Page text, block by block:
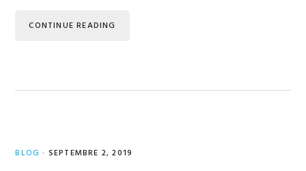
CONTINUE READING
BLOG · SEPTEMBRE 2, 2019